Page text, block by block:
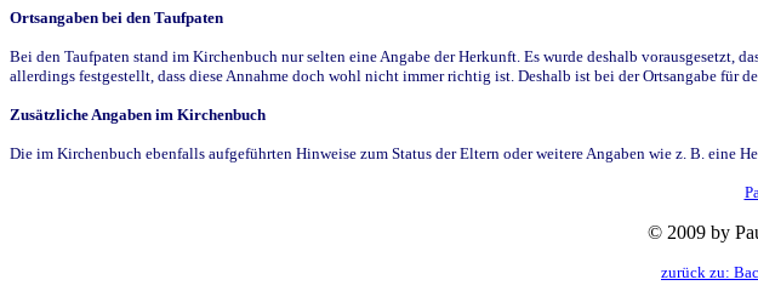
Ortsangaben bei den Taufpaten
Bei den Taufpaten stand im Kirchenbuch nur selten eine Angabe der Herkunft. Es wurde deshalb vorausgesetzt,
allerdings festgestellt, dass diese Annahme doch wohl nicht immer richtig ist. Deshalb ist bei der Ortsangabe für
Zusätzliche Angaben im Kirchenbuch
Die im Kirchenbuch ebenfalls aufgeführten Hinweise zum Status der Eltern oder weitere Angaben wie z. B. eine
© 2009 by
zurück zu: